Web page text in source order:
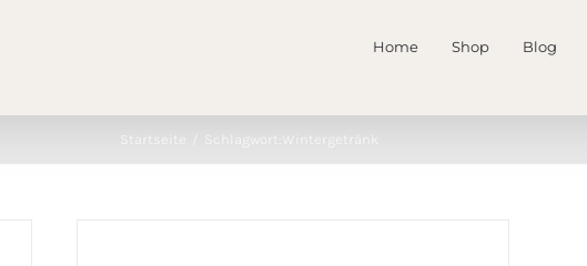
Home Shop Blog
Startseite Schlagwort: Wintergetränk